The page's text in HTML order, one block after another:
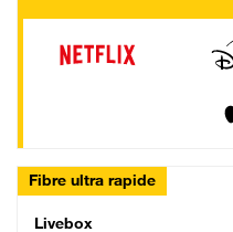
Fibre ultra rapide
Livebox